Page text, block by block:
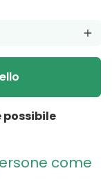
add
possibile
come